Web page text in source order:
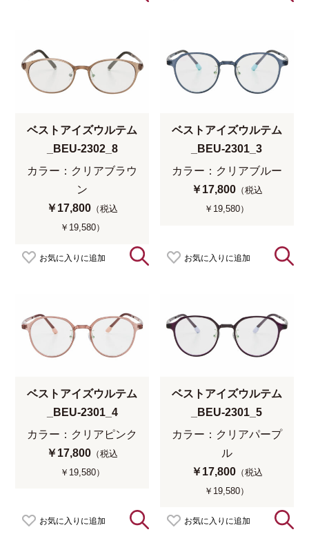
お気に入りに追加
ベストアイズウルテム
_BEU-2302_8
カラー：クリアブラウ
ン
￥17,800 （税込
￥19,580）
お気に入りに追加
ベストアイズウルテム
_BEU-2301_3
カラー：クリアブルー
￥17,800（税込
￥19,580）
お気に入りに追加
ベストアイズウルテム
_BEU-2301_4
カラー：クリアピンク
￥17,800 （税込
￥19,580）
お気に入りに追加
ベストアイズウルテム
_BEU-2301_5
カラー：クリアパープ
ル
￥17,800（税込
￥19,580）